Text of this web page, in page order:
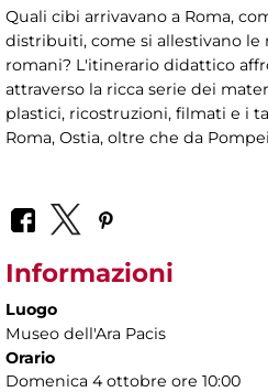
Quali cibi arrivavano a Roma,
distribuiti, come si allestivano
romani? L'itinerario didattico
attraverso la ricca serie dei
plastici, ricostruzioni, filmati e i
Roma, Ostia, oltre che da
Informazioni
Luogo
Museo dell'Ara Pacis
Orario
Domenica 4 ottobre ore 10:00